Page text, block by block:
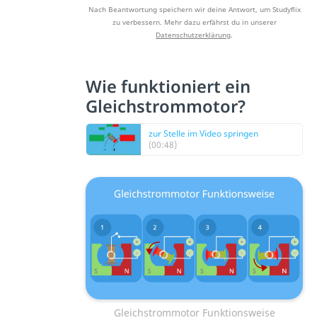
Nach Beantwortung speichern wir deine Antwort, um Studyflix
zu verbessern. Mehr dazu erfährst du in unserer
Datenschutzerklärung.
Wie funktioniert ein
Gleichstrommotor?
zur Stelle im Video springen
(00:48)
Gleichstrommotor Funktionsweise